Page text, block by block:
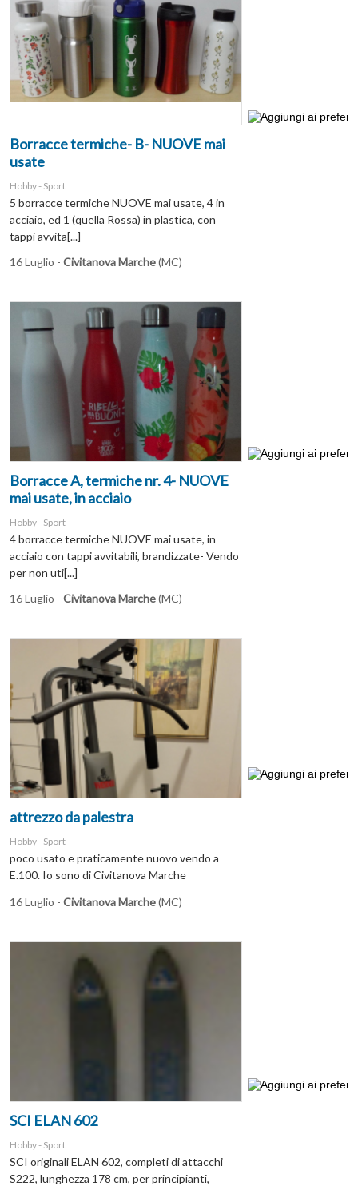
Borracce termiche- B- NUOVE mai
usate
Hobby - Sport
5 borracce termiche NUOVE mai usate, 4 in
acciaio, ed 1 (quella Rossa) in plastica, con
tappi avvita[...]
16 Luglio - Civitanova Marche(MC)
Borracce A, termiche nr. 4- NUOVE
mai usate, in acciaio
Hobby - Sport
4 borracce termiche NUOVE mai usate, in
acciaio con tappi avvitabili, brandizzate- Vendo
per non uti[...]
16 Luglio - Civitanova Marche(MC)
attrezzo da palestra
Hobby - Sport
poco usato e praticamente nuovo vendo a
E.100. Io sono di Civitanova Marche
16 Luglio - Civitanova Marche(MC)
SCI ELAN 602
Hobby - Sport
SCI originali ELAN 602, completi di attacchi
S222, lunghezza 178 cm, per principianti,